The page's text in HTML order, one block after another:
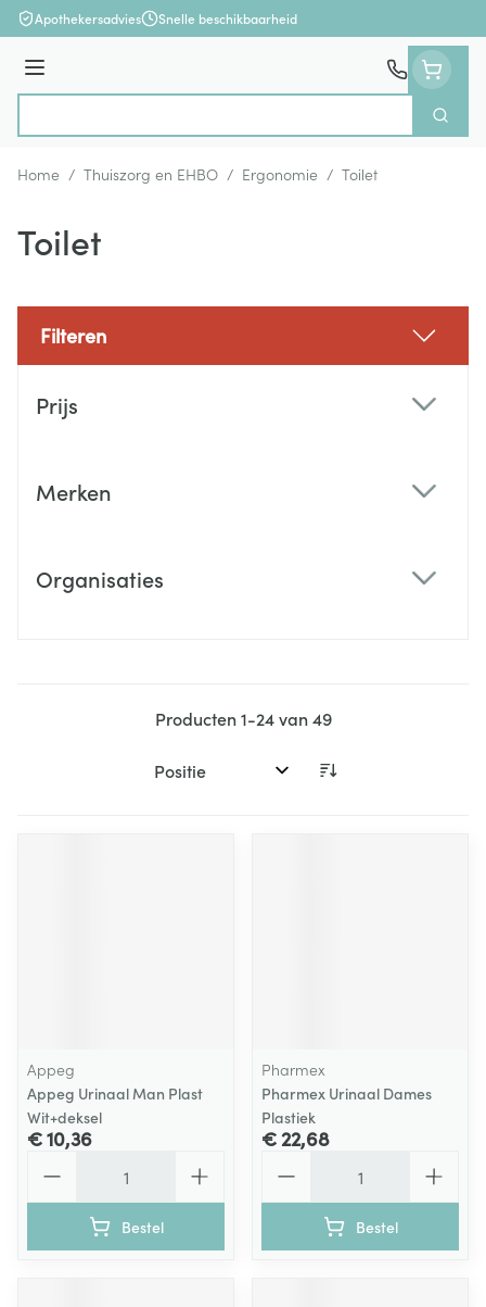
Ga naar de inhoud
Apothekersadvies Snelle beschikbaarheid
Menu
Zoek
Home / Thuiszorg en EHBO / Ergonomie / Toilet
Toilet
Filteren
Prijs
Merken
Organisaties
Producten1-24van49
Sorteer op:
Appeg
Appeg Urinaal Man Plast
Wit+deksel
€ 10,36
Bestel
Pharmex
Pharmex Urinaal Dames
Plastiek
€ 22,68
Bestel